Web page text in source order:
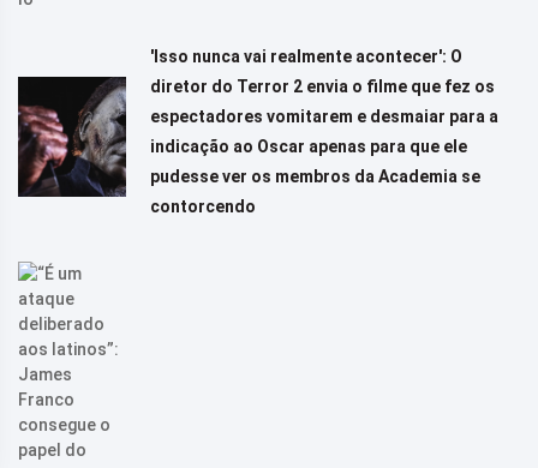
'Isso nunca vai realmente acontecer': O
diretor do Terror 2 envia o filme que fez os
espectadores vomitarem e desmaiar para a
indicação ao Oscar apenas para que ele
pudesse ver os membros da Academia se
contorcendo